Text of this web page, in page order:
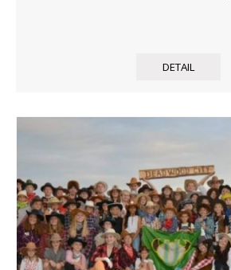
DETAIL